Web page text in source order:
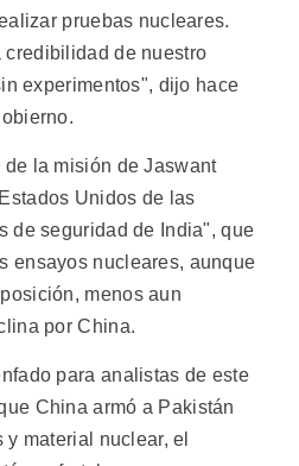
pruebas nucleares.
credibilidad de nuestro
experimentos", dijo hace
la misión de Jaswant
Unidos de las
de seguridad de India", que
ensayos nucleares, aunque
menos aun
por China.
para analistas de este
China armó a Pakistán
material nuclear, el